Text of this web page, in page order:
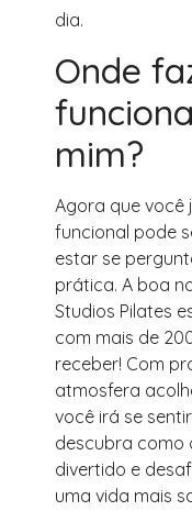
dia.
Onde
mim?
Agora que você
funcional pode
estar se
prática. A boa
Studios Pilates
com mais de
receber! Com
atmosfera
você irá se
descubra como
divertido e
uma vida mais